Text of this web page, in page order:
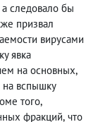
а следовало бы
призвал
вирусами
явка
на основных,
на вспышку
того,
фракций, что